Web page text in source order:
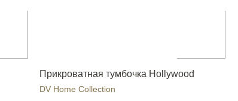
Прикроватная тумбочка Hollywood
DV Home Collection